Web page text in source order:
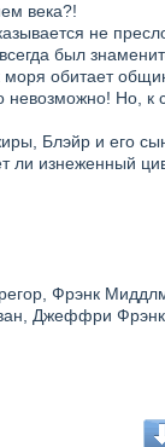
века?!
не
был
моря обитает
Но, к
Блэйр и его
ли изнеженный
Фрэнк
Джеффри Фрэнк